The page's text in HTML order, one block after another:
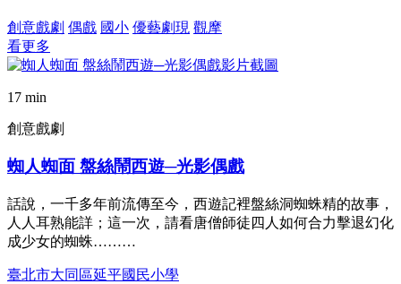
創意戲劇 偶戲 國小 優藝劇現 觀摩
看更多
17 min
創意戲劇
蜘人蜘面 盤絲鬧西遊─光影偶戲
話說，一千多年前流傳至今，西遊記裡盤絲洞蜘蛛精的故事，
人人耳熟能詳；這一次，請看唐僧師徒四人如何合力擊退幻化
成少女的蜘蛛………
臺北市大同區延平國民小學